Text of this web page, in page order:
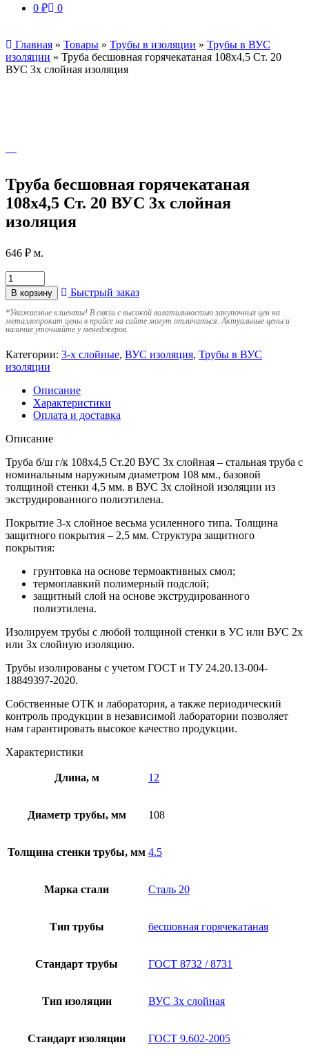
0 ₽ 0
Главная » Товары » Трубы в изоляции » Трубы в ВУС
изоляции » Труба бесшовная горячекатаная 108х4,5 Ст. 20
ВУС 3х слойная изоляция
Труба бесшовная горячекатаная
108х4,5 Ст. 20 ВУС 3х слойная
изоляция
646 ₽ м.
В корзину Быстрый заказ
*Уважаемые клиенты! В связи с высокой волатильностью закупочных цен на
металлопрокат цены в прайсе на сайте могут отличаться. Актуальные цены и
наличие уточняйте у менеджеров.
Категории: 3-х слойные, ВУС изоляция, Трубы в ВУС
изоляции
Описание
Характеристики
Оплата и доставка
Описание
Труба б/ш г/к 108х4,5 Ст.20 ВУС 3х слойная – стальная труба с
номинальным наружным диаметром 108 мм., базовой
толщиной стенки 4,5 мм. в ВУС 3х слойной изоляции из
экструдированного полиэтилена.
Покрытие 3-х слойное весьма усиленного типа. Толщина
защитного покрытия – 2,5 мм. Структура защитного
покрытия:
грунтовка на основе термоактивных смол;
термоплавкий полимерный подслой;
защитный слой на основе экструдированного
полиэтилена.
Изолируем трубы с любой толщиной стенки в УС или ВУС 2х
или 3х слойную изоляцию.
Трубы изолированы с учетом ГOCT и TУ 24.20.13-004-
18849397-2020.
Собственные ОТК и лаборатория, а также периодический
контроль продукции в независимой лаборатории позволяет
нам гарантировать высокое качество продукции.
Характеристики
Длина, м 12
Диаметр трубы, мм 108
Толщина стенки трубы, мм 4.5
Марка стали Сталь 20
Тип трубы бесшовная горячекатаная
Стандарт трубы ГОСТ 8732 / 8731
Тип изоляции ВУС 3х слойная
Стандарт изоляции ГОСТ 9.602-2005